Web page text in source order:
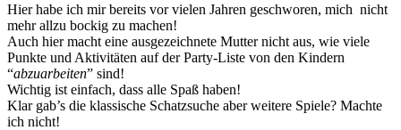
Hier habe ich mir bereits vor vielen Jahren geschworen, mich nicht
mehr allzu bockig zu machen!
Auch hier macht eine ausgezeichnete Mutter nicht aus, wie viele
Punkte und Aktivitäten auf der Party-Liste von den Kindern
“abzuarbeiten” sind!
Wichtig ist einfach, dass alle Spaß haben!
Klar gab’s die klassische Schatzsuche aber weitere Spiele? Machte
ich nicht!